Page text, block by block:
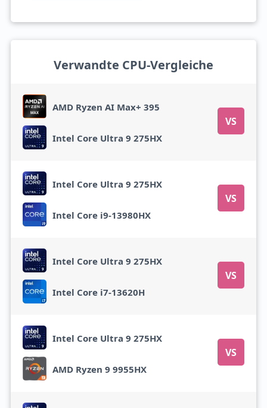
Verwandte CPU-Vergleiche
AMD Ryzen AI Max+ 395
VS
Intel Core Ultra 9 275HX
Intel Core Ultra 9 275HX
VS
Intel Core i9-13980HX
Intel Core Ultra 9 275HX
VS
Intel Core i7-13620H
Intel Core Ultra 9 275HX
VS
AMD Ryzen 9 9955HX